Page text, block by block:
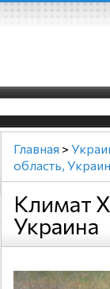
Главная >
область,
Климат
Украина